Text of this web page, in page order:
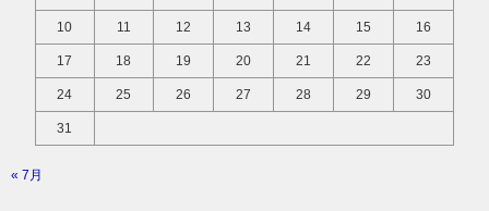
10 11 12 13 14 15 16
17 18 19 20 21 22 23
24 25 26 27 28 29 30
31
« 7月